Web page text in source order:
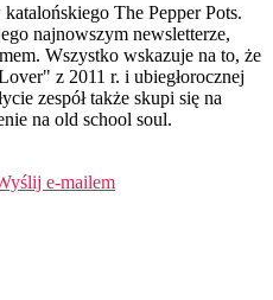
The Pepper Pots.
najnowszym newsletterze,
Wszystko wskazuje na to, że
z 2011 r. i ubiegłorocznej
zespół także skupi się na
na old school soul.
e-mailem